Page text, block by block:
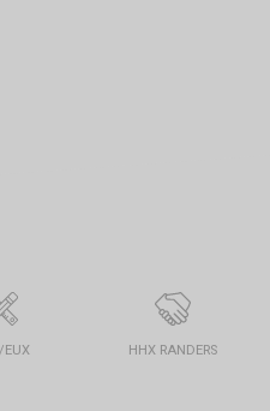
EUX HHX RANDERS